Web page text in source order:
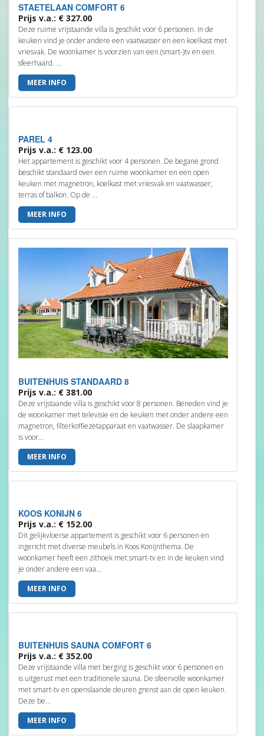
STAETELAAN COMFORT 6
Prijs v.a.: € 327.00
Deze ruime vrijstaande villa is geschikt voor 6 personen. In de
keuken vind je onder andere een vaatwasser en een koelkast met
vriesvak. De woonkamer is voorzien van een (smart-)tv en een
sfeerhaard. ...
MEER INFO
PAREL 4
Prijs v.a.: € 123.00
Het appartement is geschikt voor 4 personen. De begane grond
beschikt standaard over een ruime woonkamer en een open
keuken met magnetron, koelkast met vriesvak en vaatwasser,
terras of balkon. Op de ...
MEER INFO
BUITENHUIS STANDAARD 8
Prijs v.a.: € 381.00
Deze vrijstaande villa is geschikt voor 8 personen. Beneden vind je
de woonkamer met televisie en de keuken met onder andere een
magnetron, filterkoffiezetapparaat en vaatwasser. De slaapkamer
is voor...
MEER INFO
KOOS KONIJN 6
Prijs v.a.: € 152.00
Dit gelijkvloerse appartement is geschikt voor 6 personen en
ingericht met diverse meubels in Koos Konijnthema. De
woonkamer heeft een zithoek met smart-tv en in de keuken vind
je onder andere een vaa...
MEER INFO
BUITENHUIS SAUNA COMFORT 6
Prijs v.a.: € 352.00
Deze vrijstaande villa met berging is geschikt voor 6 personen en
is uitgerust met een traditionele sauna. De sfeervolle woonkamer
met smart-tv en openslaande deuren grenst aan de open keuken.
Deze be...
MEER INFO